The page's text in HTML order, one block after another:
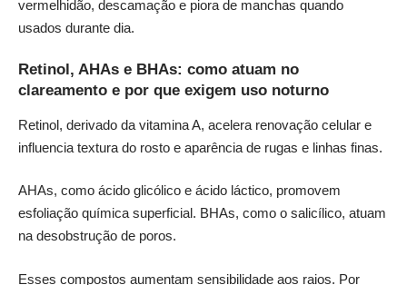
vermelhidão, descamação e piora de manchas quando
usados durante dia.
Retinol, AHAs e BHAs: como atuam no
clareamento e por que exigem uso noturno
Retinol, derivado da vitamina A, acelera renovação celular e
influencia textura do rosto e aparência de rugas e linhas finas.
AHAs, como ácido glicólico e ácido láctico, promovem
esfoliação química superficial. BHAs, como o salicílico, atuam
na desobstrução de poros.
Esses compostos aumentam sensibilidade aos raios. Por